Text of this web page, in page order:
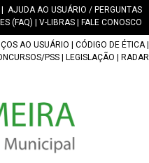
AJUDA AO USUÁRIO / PERGUNTAS
(FAQ)
V-LIBRAS FALE CONOSCO
AO USUÁRIO CÓDIGO DE ÉTICA|
PSS LEGISLAÇÃO RADAR